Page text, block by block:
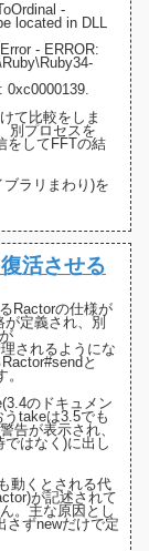
-
located in DLL
- ERROR:
0xc0000139.
て比較をしま
別プロセスを
をしてFFTの結
ラリまわり)を
活させる
Ractorの仕様が
が定義され、別
されるようにな
Ractor#send と
(3.4のドキュメン
takeは3.5でも
告が表示され、
はなく)に出し
動くとされる代
が記述されて
。主な原因とし
さずnewだけで定